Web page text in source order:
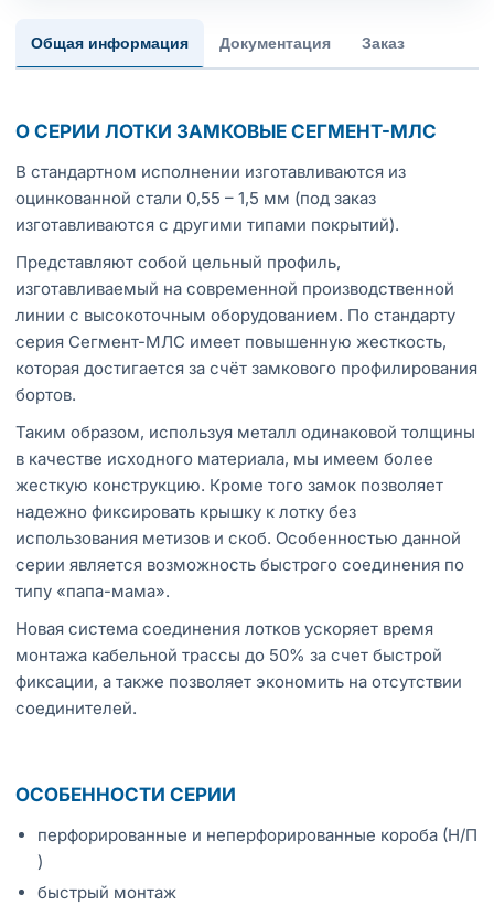
Общая информация Документация Заказ
О СЕРИИ ЛОТКИ ЗАМКОВЫЕ СЕГМЕНТ-МЛС
В стандартном исполнении изготавливаются из
оцинкованной стали 0,55 – 1,5 мм (под заказ
изготавливаются с другими типами покрытий).
Представляют собой цельный профиль,
изготавливаемый на современной производственной
линии с высокоточным оборудованием. По стандарту
серия Сегмент-МЛС имеет повышенную жесткость,
которая достигается за счёт замкового профилирования
бортов.
Таким образом, используя металл одинаковой толщины
в качестве исходного материала, мы имеем более
жесткую конструкцию. Кроме того замок позволяет
надежно фиксировать крышку к лотку без
использования метизов и скоб. Особенностью данной
серии является возможность быстрого соединения по
типу «папа-мама».
Новая система соединения лотков ускоряет время
монтажа кабельной трассы до 50% за счет быстрой
фиксации, а также позволяет экономить на отсутствии
соединителей.
ОСОБЕННОСТИ СЕРИИ
перфорированные и неперфорированные короба (Н/П
)
быстрый монтаж